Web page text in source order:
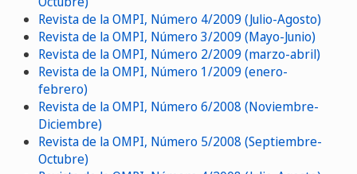
Revista de la OMPI, Número 4/2009 (Julio-Agosto)
Revista de la OMPI, Número 3/2009 (Mayo-Junio)
Revista de la OMPI, Número 2/2009 (marzo-abril)
Revista de la OMPI, Número 1/2009 (enero-
febrero)
Revista de la OMPI, Número 6/2008 (Noviembre-
Diciembre)
Revista de la OMPI, Número 5/2008 (Septiembre-
Octubre)